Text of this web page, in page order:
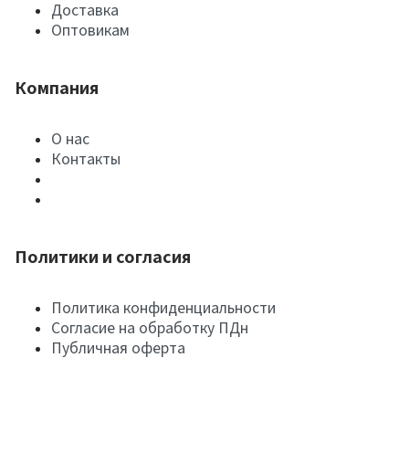
Доставка
Оптовикам
Компания
О нас
Контакты
Политики и согласия
Политика конфиденциальности
Согласие на обработку ПДн
Публичная оферта